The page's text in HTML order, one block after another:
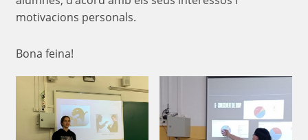
motivacions personals.
Bona feina!